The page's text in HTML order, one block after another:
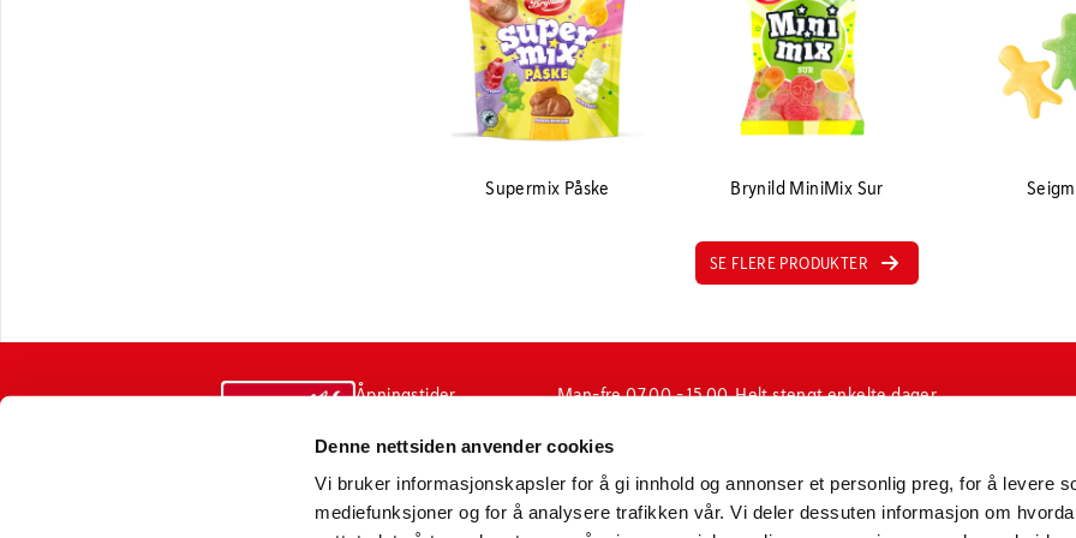
Denne nettsiden anvender cookies
Vi bruker informasjonskapsler for å gi innhold og annonser et personlig preg, for å levere
mediefunksjoner og for å analysere trafikken vår. Vi deler dessuten informasjon om
Supermix Påske Brynild MiniMix Sur
SE FLERE PRODUKTER
Åpningstider
Man-fre 07.00 - 15.00. Helt stengt enkelte dager
enkelte inneklemte dager.
Sentralbord
(ubetjent)
Postadresse
N-1601 Fredrikstad